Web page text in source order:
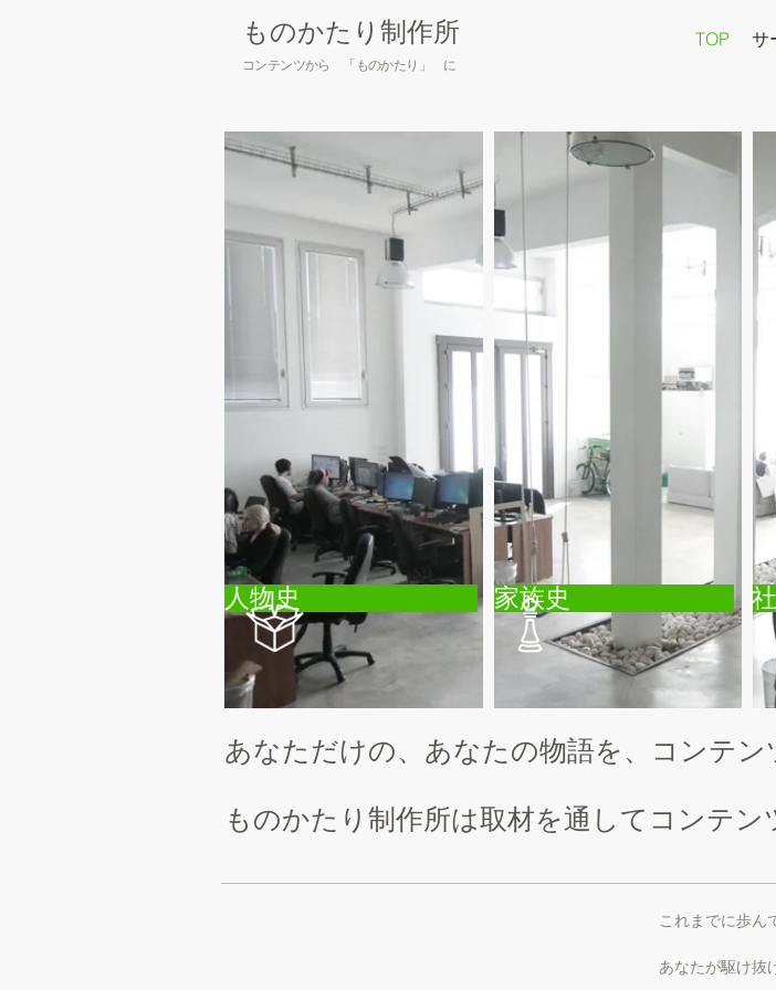
​ものかたり制作所
コンテンツから 「ものかたり」 に
TOP サ
家族史
人物史
あなただけの、あなたの物語を、コンテン
ものかたり制作所は取材を通してコンテン
これまでに歩ん
あなたが駆け抜